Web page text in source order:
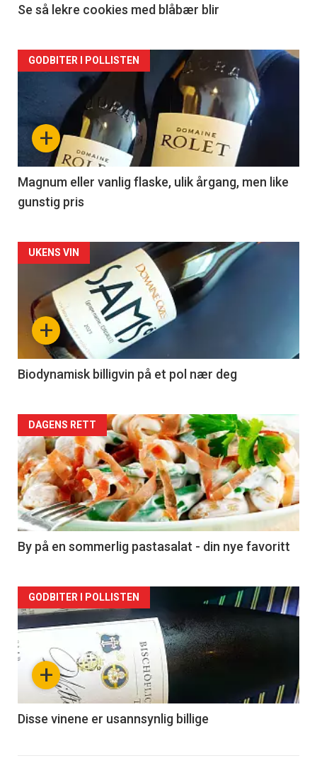
2
Se så lekre cookies med blåbær blir
Forsiden
akkurat
nå
3
+
GODBITER I POLLISTEN
Magnum eller vanlig flaske, ulik årgang, men like
gunstig pris
Forsiden
akkurat
nå
4
+
UKENS VIN
Biodynamisk billigvin på et pol nær deg
Forsiden
akkurat
nå
-
5
DAGENS RETT
By på en sommerlig pastasalat - din nye favoritt
Forsiden
akkurat
nå
6
+
GODBITER I POLLISTEN
Disse vinene er usannsynlig billige